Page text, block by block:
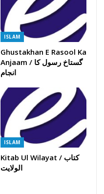
ISLAM
Ghustakhan E Rasool Ka
Anjaam / گستاخ رسول کا
انجام
ISLAM
Kitab Ul Wilayat / کتاب
الولایت